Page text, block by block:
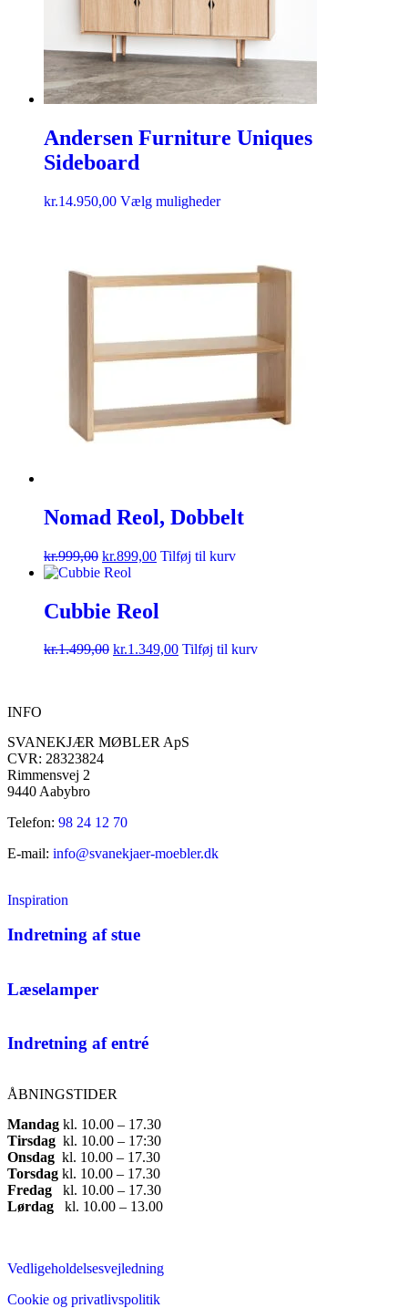
Andersen Furniture Uniques
Sideboard
kr.14.950,00 Vælg muligheder
Nomad Reol, Dobbelt
kr.999,00 kr.899,00 Tilføj til kurv
Cubbie Reol
kr.1.499,00 kr.1.349,00 Tilføj til kurv
INFO
SVANEKJÆR MØBLER ApS
CVR: 28323824
Rimmensvej 2
9440 Aabybro
Telefon: 98 24 12 70
E-mail: info@svanekjaer-moebler.dk
Inspiration
Indretning af stue
Læselamper
Indretning af entré
ÅBNINGSTIDER
Mandag ​ kl. 10.00 – 17.30​
Tirsdag ​ kl. 10.00 – 17:30​
Onsdag ​ kl. 10.00 – 17.30​
Torsdag ​ kl. 10.00 – 17.30​
Fredag ​ kl. 10.00 – 17.30​
Lørdag ​ kl. 10.00 – 13.00
Vedligeholdelsesvejledning
Cookie og privatlivspolitik